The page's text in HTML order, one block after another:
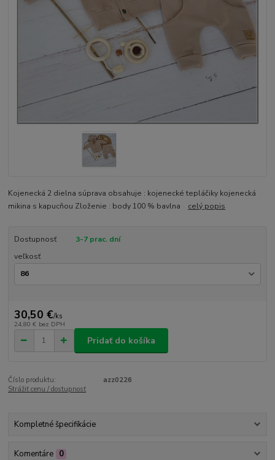
Kojenecká 2 dielna súprava obsahuje : kojenecké tepláčiky kojenecká
mikina s kapucňou Zloženie : body 100 % bavlna celý popis
Dostupnosť
3-7 prac. dní
veľkosť
30,50 €/ks
24,80 € bez DPH
Pridať do košíka
Číslo produktu:
azz0226
Strážiť cenu / dostupnosť
Kompletné špecifikácie
Komentáre 0